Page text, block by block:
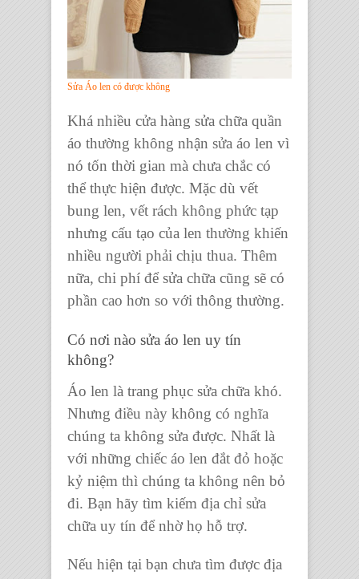
Sửa Áo len có được không
Khá nhiều cửa hàng sửa chữa quần
áo thường không nhận sửa áo len vì
nó tốn thời gian mà chưa chắc có
thể thực hiện được. Mặc dù vết
bung len, vết rách không phức tạp
nhưng cấu tạo của len thường khiến
nhiều người phải chịu thua. Thêm
nữa, chi phí để sửa chữa cũng sẽ có
phần cao hơn so với thông thường.
Có nơi nào sửa áo len uy tín
không?
Áo len là trang phục sửa chữa khó.
Nhưng điều này không có nghĩa
chúng ta không sửa được. Nhất là
với những chiếc áo len đắt đỏ hoặc
kỷ niệm thì chúng ta không nên bỏ
đi. Bạn hãy tìm kiếm địa chỉ sửa
chữa uy tín để nhờ họ hỗ trợ.
Nếu hiện tại bạn chưa tìm được địa